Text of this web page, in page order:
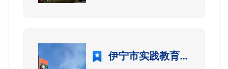
伊宁市实践教育中心